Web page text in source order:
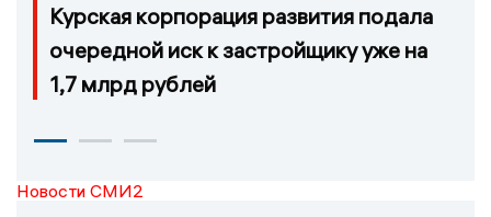
Курская корпорация развития подала
очередной иск к застройщику уже на
1,7 млрд рублей
Новости СМИ2